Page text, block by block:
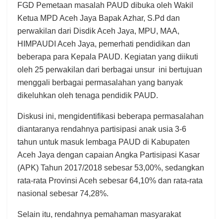
FGD Pemetaan masalah PAUD dibuka oleh Wakil
Ketua MPD Aceh Jaya Bapak Azhar, S.Pd dan
perwakilan dari Disdik Aceh Jaya, MPU, MAA,
HIMPAUDI Aceh Jaya, pemerhati pendidikan dan
beberapa para Kepala PAUD. Kegiatan yang diikuti
oleh 25 perwakilan dari berbagai unsur ini bertujuan
menggali berbagai permasalahan yang banyak
dikeluhkan oleh tenaga pendidik PAUD.
Diskusi ini, mengidentifikasi beberapa permasalahan
diantaranya rendahnya partisipasi anak usia 3-6
tahun untuk masuk lembaga PAUD di Kabupaten
Aceh Jaya dengan capaian Angka Partisipasi Kasar
(APK) Tahun 2017/2018 sebesar 53,00%, sedangkan
rata-rata Provinsi Aceh sebesar 64,10% dan rata-rata
nasional sebesar 74,28%.
Selain itu, rendahnya pemahaman masyarakat